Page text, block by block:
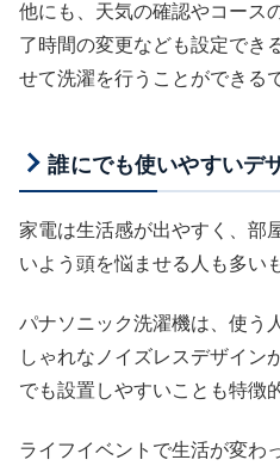
他にも、天気の確認やコース
了時間の変更なども設定でき
せて洗濯を行うことができる
誰にでも使いやすいデ
家電は生活感が出やすく、部
いよう頭を悩ませる人も多い
パナソニック洗濯機は、使う
しゃれなノイズレスデザイン
でも設置しやすいことも特徴
ライフイベントで生活が変わ